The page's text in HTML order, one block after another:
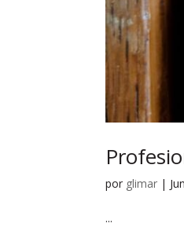
por glimar |
...